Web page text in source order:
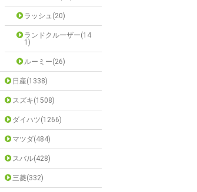
ラッシュ(20)
ランドクルーザー(14
1)
ルーミー(26)
日産(1338)
スズキ(1508)
ダイハツ(1266)
マツダ(484)
スバル(428)
三菱(332)